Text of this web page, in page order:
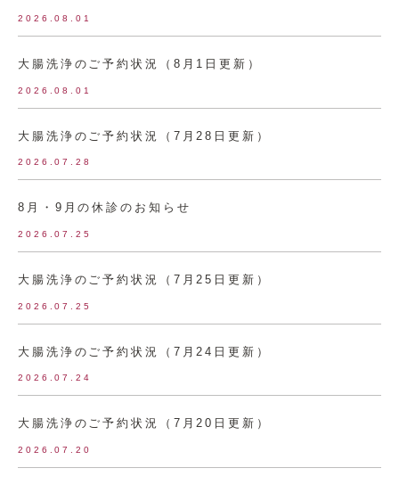
2026.08.01
大腸洗浄のご予約状況（8月1日更新）
2026.08.01
大腸洗浄のご予約状況（7月28日更新）
2026.07.28
8月・9月の休診のお知らせ
2026.07.25
大腸洗浄のご予約状況（7月25日更新）
2026.07.25
大腸洗浄のご予約状況（7月24日更新）
2026.07.24
大腸洗浄のご予約状況（7月20日更新）
2026.07.20